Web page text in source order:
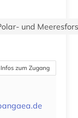
und
Infos zum Zugang